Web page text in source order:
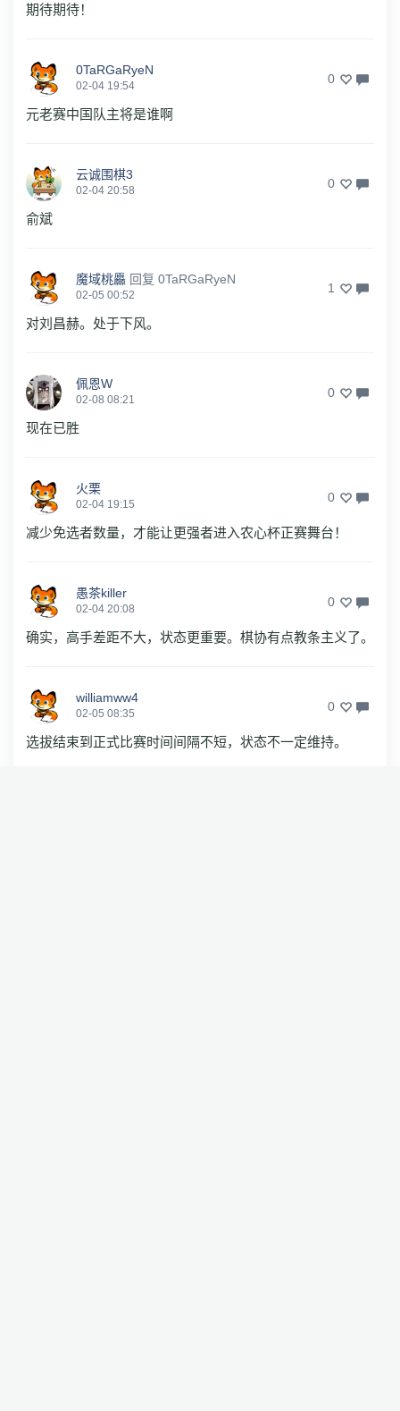
期待期待！
0TaRGaRyeN
02-04 19:54 0
元老赛中国队主将是谁啊
云诚围棋3
02-04 20:58 0
俞斌
魔域桃厵 回复 0TaRGaRyeN
02-05 00:52 1
对刘昌赫。处于下风。
佩恩W
02-08 08:21 0
现在已胜
火栗
02-04 19:15 0
减少免选者数量，才能让更强者进入农心杯正赛舞台！
愚茶killer
02-04 20:08 0
确实，高手差距不大，状态更重要。棋协有点教条主义了。
williamww4
02-05 08:35 0
选拔结束到正式比赛时间间隔不短，状态不一定维持。